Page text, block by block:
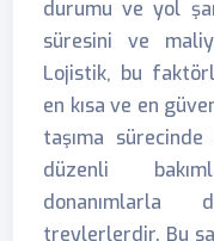
durumu ve yol
süresini ve
Lojistik, bu
en kısa ve en
taşıma
düzenli
donanımlarla
treylerlerdir. Bu